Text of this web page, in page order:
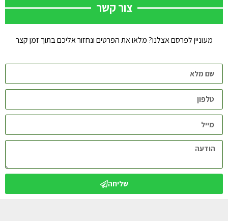
צור קשר
מעוניין לפרסם אצלנו? מלאו את הפרטים ונחזור אליכם בתוך זמן קצר
שליחה